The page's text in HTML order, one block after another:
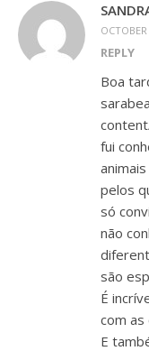
REPLY
Boa
fui
pelos
só
não
são
É
com as
E